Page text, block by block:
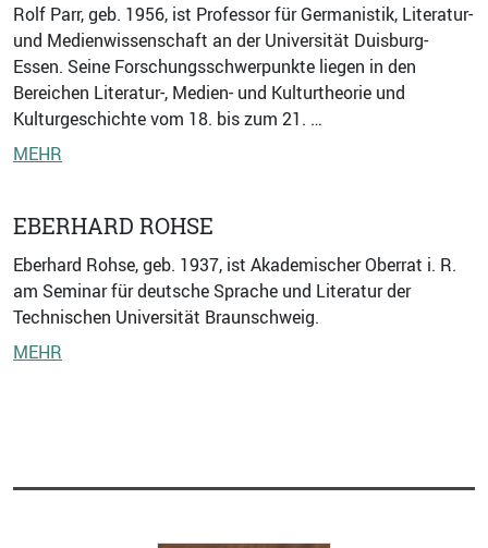
Rolf Parr, geb. 1956, ist Professor für Germanistik, Literatur-
und Medienwissenschaft an der Universität Duisburg-
Essen. Seine Forschungsschwerpunkte liegen in den
Bereichen Literatur-, Medien- und Kulturtheorie und
Kulturgeschichte vom 18. bis zum 21. …
MEHR
EBERHARD ROHSE
Eberhard Rohse, geb. 1937, ist Akademischer Oberrat i. R.
am Seminar für deutsche Sprache und Literatur der
Technischen Universität Braunschweig.
MEHR